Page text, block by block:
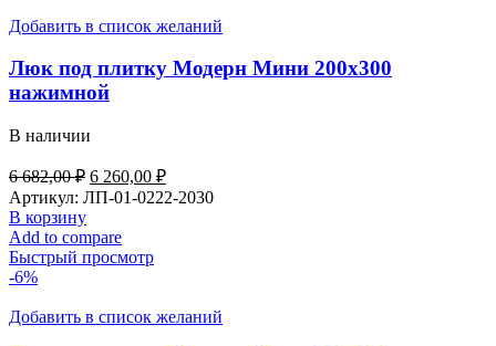
Добавить в список желаний
Люк под плитку Модерн Мини 200х300
нажимной
В наличии
6 682,00₽ 6 260,00 ₽
Артикул: ЛП-01-0222-2030
В корзину
Add to compare
Быстрый просмотр
-6%
Добавить в список желаний